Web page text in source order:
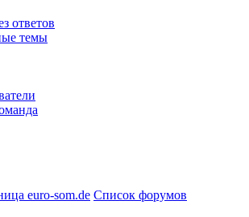
ответов
темы
euro-som.de Список форумов